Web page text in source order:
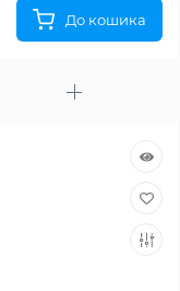
До кошика